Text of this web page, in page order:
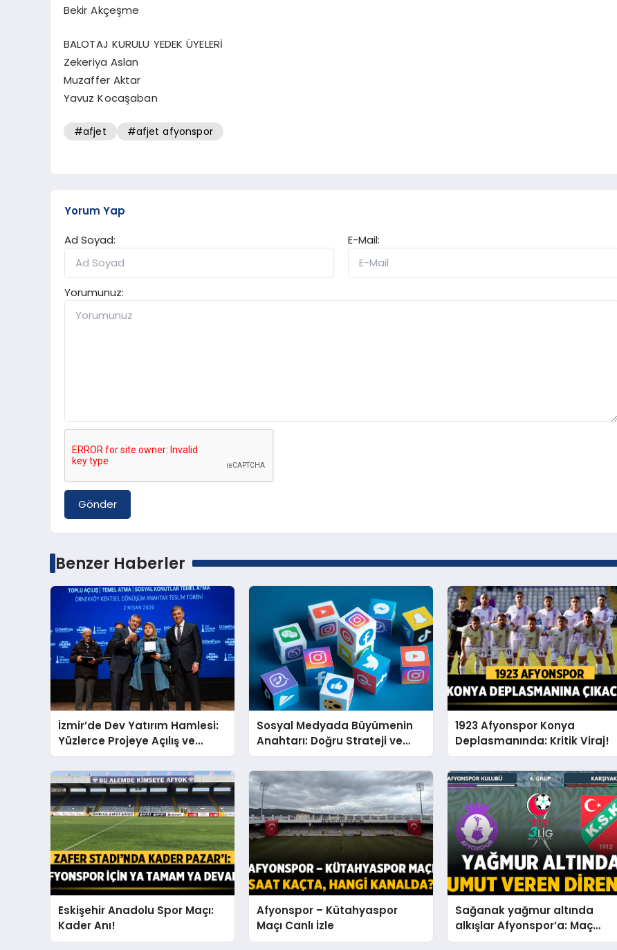
Bekir Akçeşme
BALOTAJ KURULU YEDEK ÜYELERİ
Zekeriya Aslan
Muzaffer Aktar
Yavuz Kocaşaban
#afjet #afjet afyonspor
Yorum Yap
Ad Soyad:
E-Mail:
Yorumunuz:
Gönder
Benzer Haberler
İzmir’de Dev Yatırım Hamlesi:
Yüzlerce Projeye Açılış ve
Temel Atıldı
Sosyal Medyada Büyümenin
Anahtarı: Doğru Strateji ve
Profesyonel Yönetim
1923 Afyonspor Konya
Deplasmanında: Kritik Viraj!
Eskişehir Anadolu Spor Maçı:
Kader Anı!
Afyonspor – Kütahyaspor
Maçı Canlı İzle
Sağanak yağmur altında
alkışlar Afyonspor’a: Maç
Sonucu: Afyonspor 0 –